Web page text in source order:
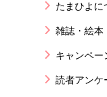
たまひよに
雑誌・絵本
キャンペー
読者アンケ